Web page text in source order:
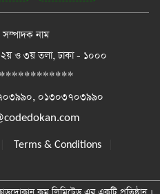
নাম
২য় ও ৩য় তলা, ঢাকা - ১০০০
০১৩০৩৭০৩৯৯০
Terms & Conditions